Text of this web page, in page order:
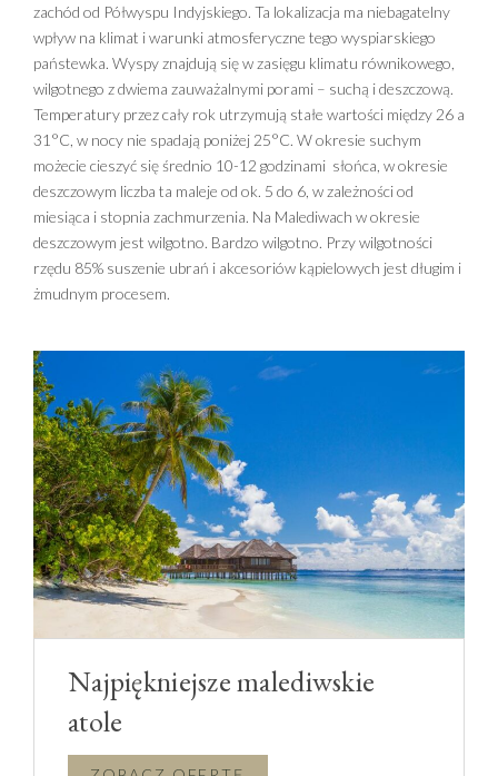
zachód od Półwyspu Indyjskiego. Ta lokalizacja ma niebagatelny
wpływ na klimat i warunki atmosferyczne tego wyspiarskiego
państewka. Wyspy znajdują się w zasięgu klimatu równikowego,
wilgotnego z dwiema zauważalnymi porami – suchą i deszczową.
Temperatury przez cały rok utrzymują stałe wartości między 26 a
31°C, w nocy nie spadają poniżej 25°C. W okresie suchym
możecie cieszyć się średnio 10-12 godzinami słońca, w okresie
deszczowym liczba ta maleje od ok. 5 do 6, w zależności od
miesiąca i stopnia zachmurzenia. Na Malediwach w okresie
deszczowym jest wilgotno. Bardzo wilgotno. Przy wilgotności
rzędu 85% suszenie ubrań i akcesoriów kąpielowych jest długim i
żmudnym procesem.
Najpiękniejsze malediwskie
atole